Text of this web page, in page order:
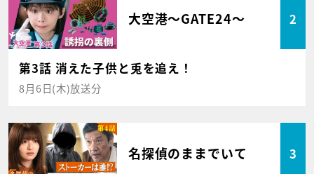
大空港～GATE24～ 2
第3話 消えた子供と兎を追え！
8月6日(木)放送分
名探偵のままでいて 3